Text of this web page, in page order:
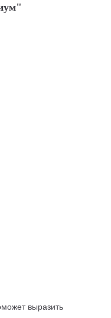
выразить